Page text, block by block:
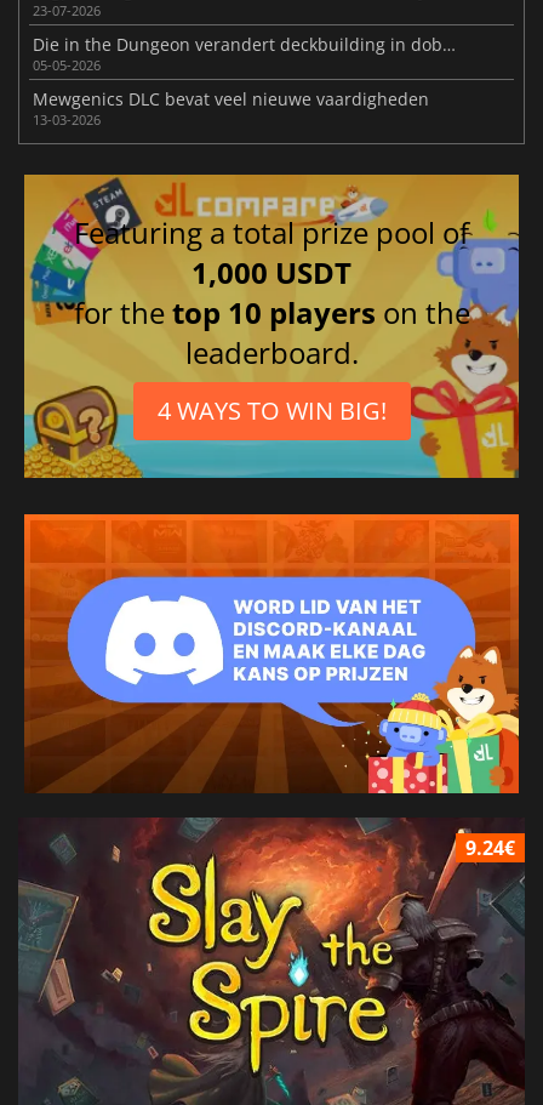
23-07-2026
Die in the Dungeon verandert deckbuilding in dobbelstrategie
05-05-2026
Mewgenics DLC bevat veel nieuwe vaardigheden
13-03-2026
Featuring a total prize pool of
1,000 USDT
for thetop 10 players on the
leaderboard.
4 WAYS TO WIN BIG!
9.24€